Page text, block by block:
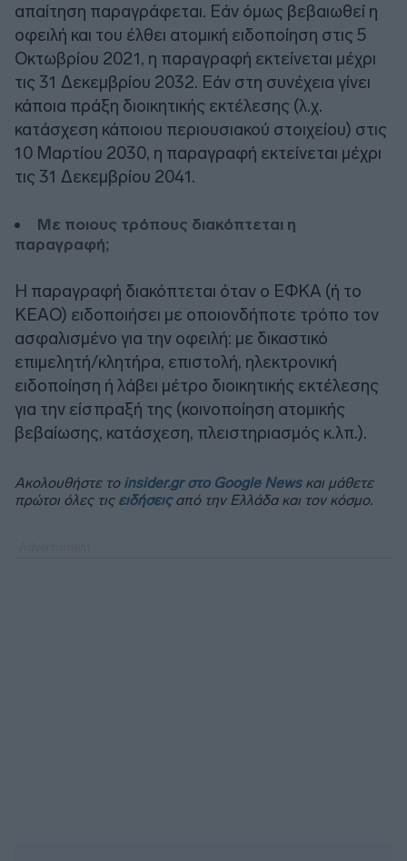
απαίτηση παραγράφεται. Εάν όμως βεβαιωθεί η
οφειλή και του έλθει ατομική ειδοποίηση στις 5
Οκτωβρίου 2021, η παραγραφή εκτείνεται μέχρι
τις 31 Δεκεμβρίου 2032. Εάν στη συνέχεια γίνει
κάποια πράξη διοικητικής εκτέλεσης (λ.χ.
κατάσχεση κάποιου περιουσιακού στοιχείου) στις
10 Μαρτίου 2030, η παραγραφή εκτείνεται μέχρι
τις 31 Δεκεμβρίου 2041.
Με ποιους τρόπους διακόπτεται η
παραγραφή;
Η παραγραφή διακόπτεται όταν ο ΕΦΚΑ (ή το
ΚΕΑΟ) ειδοποιήσει με οποιονδήποτε τρόπο τον
ασφαλισμένο για την οφειλή: με δικαστικό
επιμελητή/κλητήρα, επιστολή, ηλεκτρονική
ειδοποίηση ή λάβει μέτρο διοικητικής εκτέλεσης
για την είσπραξή της (κοινοποίηση ατομικής
βεβαίωσης, κατάσχεση, πλειστηριασμός κ.λπ.).
Ακολουθήστε το insider.gr στο Google Newsκαι μάθετε
πρώτοι όλες τις ειδήσειςαπό την Ελλάδα και τον κόσμο.